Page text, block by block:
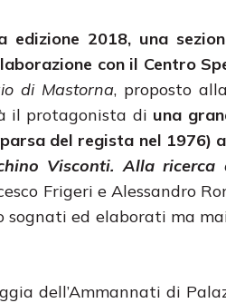
2018, una
con il Centro
di Mastorna, proposto
il protagonista di una
del regista nel 1976)
Visconti. Alla ricerca
Frigeri e Alessandro
sognati ed elaborati ma
dell’Ammannati di